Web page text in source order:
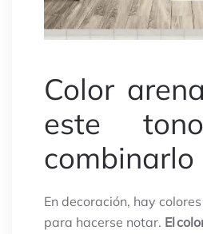
Color
este
combinarlo
En decoración, hay
para hacerse notar. El